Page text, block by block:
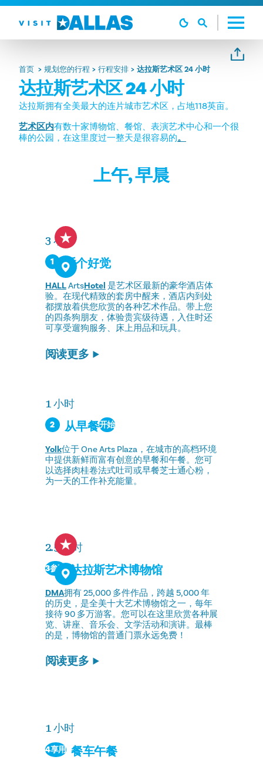
跳转到内容
首页 规划您的行程 行程安排 达拉斯艺术区 24 小时
达拉斯艺术区 24 小时
达拉斯拥有全美最大的连片城市艺术区，占地118英亩。
艺术区内有数十家博物馆、餐馆、表演艺术中心和一个很
棒的公园，在这里度过一整天是很容易的。
上午, 早晨
3 小时
1 睡个好觉
HALLArtsHotel 是艺术区最新的豪华酒店体
验。在现代精致的套房中醒来，酒店内到处
都摆放着供您欣赏的各种艺术作品。带上您
的四条狗朋友，体验贵宾级待遇，入住时还
可享受遛狗服务、床上用品和玩具。
阅读更多
1 小时
2 从早餐开始
Yolk位于 One Arts Plaza，在城市的高档环境
中提供新鲜而富有创意的早餐和午餐。您可
以选择肉桂卷法式吐司或早餐芝士通心粉，
为一天的工作补充能量。
2.5 小时
3参观 达拉斯艺术博物馆
DMA拥有 25,000 多件作品，跨越 5,000 年
的历史，是全美十大艺术博物馆之一，每年
接待 90 多万游客。您可以在这里欣赏各种展
览、讲座、音乐会、文学活动和演讲。最棒
的是，博物馆的普通门票永远免费！
阅读更多
1 小时
4享用 餐车午餐